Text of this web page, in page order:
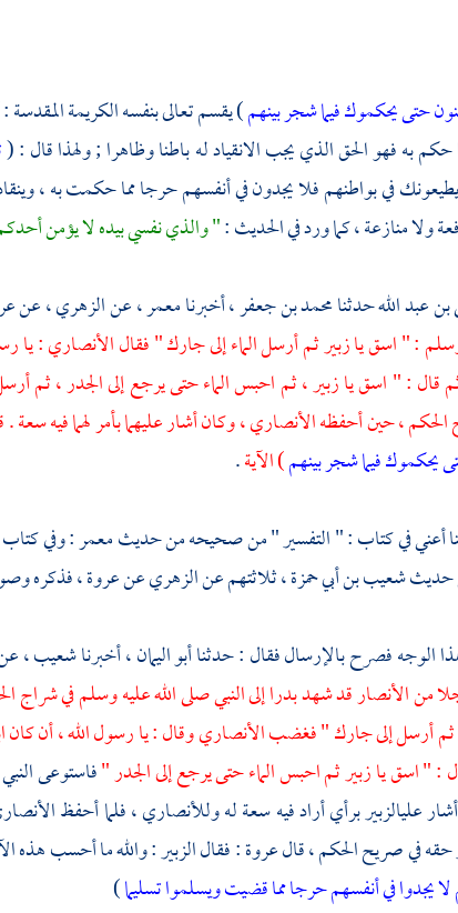
حتى يحكموك فيما شجر بينهم) يقسم تعالى بنفسه الكريمة
به فهو الحق الذي يجب الانقياد له باطنا وظاهرا ; ولهذا قال : (
في بواطنهم فلا يجدون في أنفسهم حرجا مما حكمت به ،
ولا منازعة ، كما ورد في الحديث :" والذي نفسي بيده لا يؤمن
بن عبد اللهحدثنامحمد بن جعفر ،أخبرنامعمر ،عنالزهري ،عن
: " اسق يازبيرثم أرسل الماء إلى جارك " فقال الأنصاري :
قال : " اسق يازبير ،ثم احبس الماء حتى يرجع إلى الجدر ، ثم
، حين أحفظه الأنصاري ، وكان أشار عليهما بأمر لهما فيه سعة .
يحكموك فيما شجر بينهم) الآية.
أعني في كتاب : " التفسير " من صحيحه من حديثمعمر: وفي
حديثشعيب بن أبي حمزة، ثلاثتهم عنالزهريعنعروة ،فذكره
الوجه فصرح بالإرسال فقال : حدثناأبو اليمان ،أخبرناشعيب ،
منالأنصارقد شهدبدراإلى النبي صلى الله عليه وسلم في شراج
أرسل إلى جارك " فغضب الأنصاري وقال : يا رسول الله ، أن
: " اسق يازبيرثم احبس الماء حتى يرجع إلى الجدر "فاستوعى
علىالزبيربرأي أراد فيه سعة له وللأنصاري ، فلما أحفظ
حقه في صريح الحكم ، قالعروة: فقالالزبير: والله ما أحسب هذه
يجدوا في أنفسهم حرجا مما قضيت ويسلموا تسليما)